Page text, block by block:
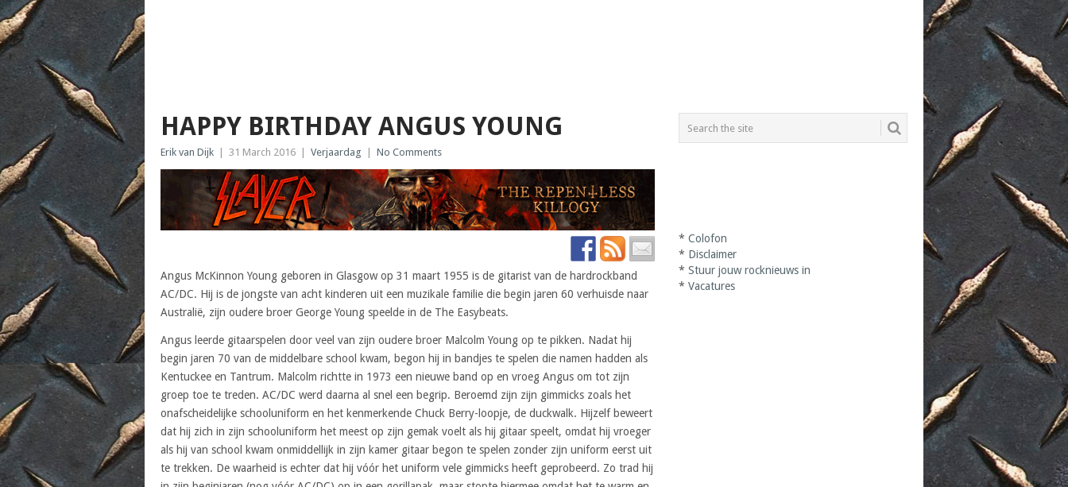
HAPPY BIRTHDAY ANGUS YOUNG
Erik van Dijk 31 March 2016 Verjaardag No Comments
Angus McKinnon Young geboren in Glasgow op 31 maart 1955 is de gitarist van de hardrockband
AC/DC. Hij is de jongste van acht kinderen uit een muzikale familie die begin jaren 60 verhuisde naar
Australië, zijn oudere broer George Young speelde in de The Easybeats.
Angus leerde gitaarspelen door veel van zijn oudere broer Malcolm Young op te pikken. Nadat hij
begin jaren 70 van de middelbare school kwam, begon hij in bandjes te spelen die namen hadden als
Kentuckee en Tantrum. Malcolm richtte in 1973 een nieuwe band op en vroeg Angus om tot zijn
groep toe te treden. AC/DC werd daarna al snel een begrip. Beroemd zijn zijn gimmicks zoals het
onafscheidelijke schooluniform en het kenmerkende Chuck Berry-loopje, de duckwalk. Hijzelf beweert
dat hij zich in zijn schooluniform het meest op zijn gemak voelt als hij gitaar speelt, omdat hij vroeger
als hij van school kwam onmiddellijk in zijn kamer gitaar begon te spelen zonder zijn uniform eerst uit
te trekken. De waarheid is echter dat hij vóór het uniform vele gimmicks heeft geprobeerd. Zo trad hij
*Colofon
* Disclaimer
*Stuur jouw rocknieuws in
*Vacatures